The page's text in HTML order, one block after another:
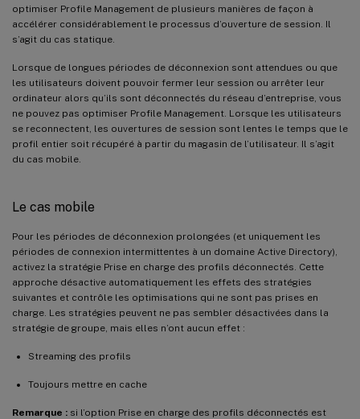
optimiser Profile Management de plusieurs manières de façon à
accélérer considérablement le processus d’ouverture de session. Il
s’agit du cas statique.
Lorsque de longues périodes de déconnexion sont attendues ou que
les utilisateurs doivent pouvoir fermer leur session ou arrêter leur
ordinateur alors qu’ils sont déconnectés du réseau d’entreprise, vous
ne pouvez pas optimiser Profile Management. Lorsque les utilisateurs
se reconnectent, les ouvertures de session sont lentes le temps que le
profil entier soit récupéré à partir du magasin de l’utilisateur. Il s’agit
du cas mobile.
Le cas mobile
Pour les périodes de déconnexion prolongées (et uniquement les
périodes de connexion intermittentes à un domaine Active Directory),
activez la stratégie Prise en charge des profils déconnectés. Cette
approche désactive automatiquement les effets des stratégies
suivantes et contrôle les optimisations qui ne sont pas prises en
charge. Les stratégies peuvent ne pas sembler désactivées dans la
stratégie de groupe, mais elles n’ont aucun effet :
Streaming des profils
Toujours mettre en cache
Remarque : si l’option Prise en charge des profils déconnectés est